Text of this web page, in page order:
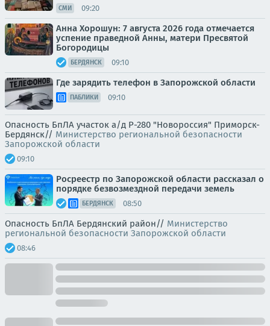
СМИ 09:20
Анна Хорошун: 7 августа 2026 года отмечается
успение праведной Анны, матери Пресвятой
Богородицы
БЕРДЯНСК 09:10
Где зарядить телефон в Запорожской области
ПАБЛИКИ 09:10
Опасность БпЛА участок а/д Р-280 "Новороссия" Приморск-
Бердянск// Министерство региональной безопасности
Запорожской области
09:10
Росреестр по Запорожской области рассказал о
порядке безвозмездной передачи земель
БЕРДЯНСК 08:50
Опасность БпЛА Бердянский район// Министерство
региональной безопасности Запорожской области
08:46